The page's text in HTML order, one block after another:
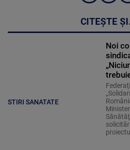
CITEȘTE
STIRI SANATATE
Noi